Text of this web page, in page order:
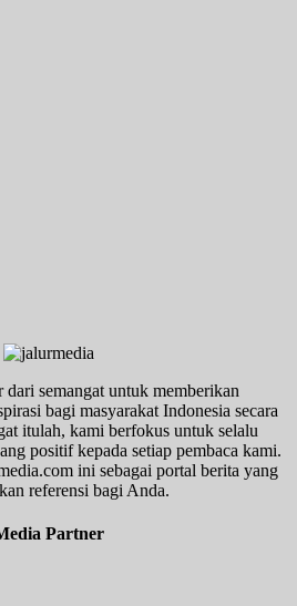
dari semangat untuk memberikan
bagi masyarakat Indonesia secara
itulah, kami berfokus untuk selalu
positif kepada setiap pembaca kami.
ini sebagai portal berita yang
referensi bagi Anda.
Partner